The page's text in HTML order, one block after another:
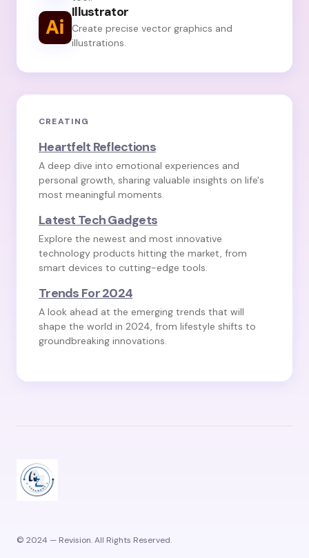
Illustrator
Create precise vector graphics and
illustrations.
CREATING
Heartfelt Reflections
A deep dive into emotional experiences and
personal growth, sharing valuable insights on life's
most meaningful moments.
Latest Tech Gadgets
Explore the newest and most innovative
technology products hitting the market, from
smart devices to cutting-edge tools.
Trends For 2024
A look ahead at the emerging trends that will
shape the world in 2024, from lifestyle shifts to
groundbreaking innovations.
© 2024 — Revision. All Rights Reserved.